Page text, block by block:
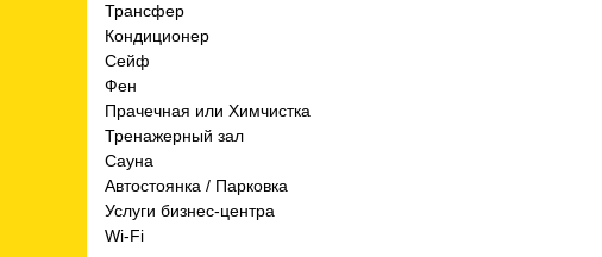
Трансфер
Кондиционер
Сейф
Фен
Прачечная или Химчистка
Тренажерный зал
Сауна
Автостоянка / Парковка
Услуги бизнес-центра
Wi-Fi